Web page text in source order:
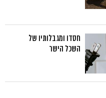
חסדו ומגבלותיו של
השכל הישר